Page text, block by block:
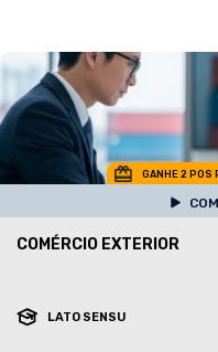
GANHE 2 POS
COMÉRCIO EXTERIOR
LATO SENSU